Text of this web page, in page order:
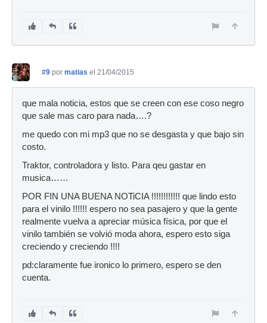
#9 por matias el 21/04/2015
que mala noticia, estos que se creen con ese coso negro
que sale mas caro para nada….?
me quedo con mi mp3 que no se desgasta y que bajo sin
costo.
Traktor, controladora y listo. Para qeu gastar en
musica……
POR FIN UNA BUENA NOTiCIA !!!!!!!!!!!! que lindo esto
para el vinilo !!!!!! espero no sea pasajero y que la gente
realmente vuelva a apreciar música física, por que el
vinilo también se volvió moda ahora, espero esto siga
creciendo y creciendo !!!!
pd:claramente fue ironico lo primero, espero se den
cuenta.